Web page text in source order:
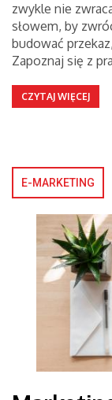
zwykle nie
słowem, by
budować
Zapoznaj się z
CZYTAJ WIĘCEJ
E-MARKETING